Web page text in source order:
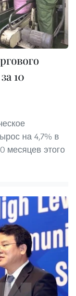
10
на 4,7% в
месяцев этого